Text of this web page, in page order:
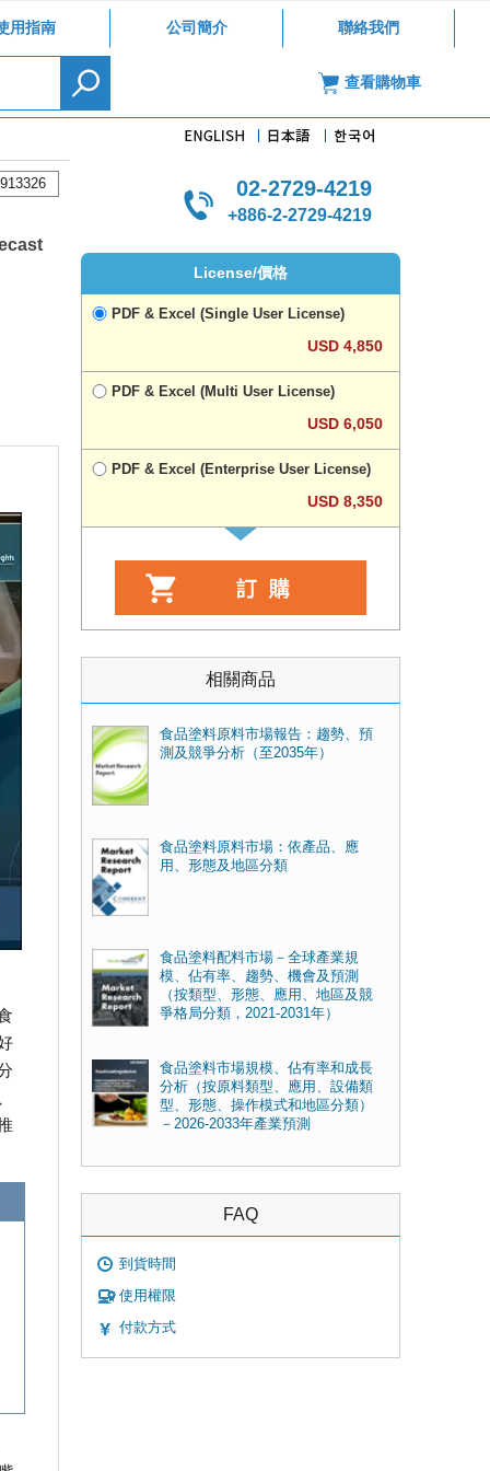
用指南 公司簡介 聯絡我們
查看購物車
02-2729-4219
+886-2-2729-4219
License/價格
PDF & Excel (Single User License)
USD 4,850
PDF & Excel (Multi User License)
USD 6,050
PDF & Excel (Enterprise User License)
USD 8,350
相關商品
食品塗料原料市場報告：趨勢、預
測及競爭分析（至2035年）
食品塗料原料市場：依產品、應
用、形態及地區分類
食品塗料配料市場－全球產業規
模、佔有率、趨勢、機會及預測
（按類型、形態、應用、地區及競
爭格局分類，2021-2031年）
食品塗料市場規模、佔有率和成長
分析（按原料類型、應用、設備類
型、形態、操作模式和地區分類）
－2026-2033年產業預測
FAQ
到貨時間
使用權限
付款方式